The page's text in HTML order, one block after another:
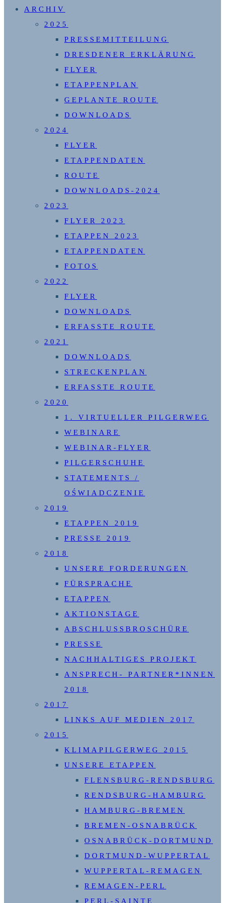
ARCHIV
2025
PRESSEMITTEILUNG
DRESDENER ERKLÄRUNG
FLYER
ETAPPENPLAN
GEPLANTE ROUTE
DOWNLOADS
2024
FLYER
ETAPPENDATEN
ROUTE
DOWNLOADS-2024
2023
FLYER 2023
ETAPPEN 2023
ETAPPENDATEN
FOTOS
2022
FLYER
DOWNLOADS
ERFASSTE ROUTE
2021
DOWNLOADS
STRECKENPLAN
ERFASSTE ROUTE
2020
1. VIRTUELLER PILGERWEG
WEBINARE
WEBINAR-FLYER
PILGERSCHUHE
STATEMENTS /
OŚWIADCZENIE
2019
ETAPPEN 2019
PRESSE 2019
2018
UNSERE FORDERUNGEN
FÜRSPRACHE
ETAPPEN
AKTIONSTAGE
ABSCHLUSSBROSCHÜRE
PRESSE
NACHHALTIGES PROJEKT
ANSPRECH- PARTNER*INNEN
2018
2017
LINKS AUF MEDIEN 2017
2015
KLIMAPILGERWEG 2015
UNSERE ETAPPEN
FLENSBURG-RENDSBURG
RENDSBURG-HAMBURG
HAMBURG-BREMEN
BREMEN-OSNABRÜCK
OSNABRÜCK-DORTMUND
DORTMUND-WUPPERTAL
WUPPERTAL-REMAGEN
REMAGEN-PERL
PERL-SAINTE